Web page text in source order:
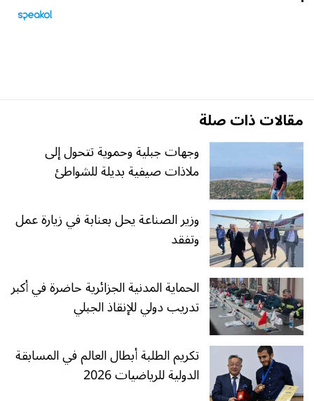
مقالات ذات صلة
وجهات جبلية وحموية تتحول إلى
ملاذات صيفية بديلة للشواطئ
وزير الصناعة يحل بعنابة في زيارة عمل
وتفقد
الحماية المدنية الجزائرية حاضرة في أكبر
تدريب دولي للإنقاذ الجبلي
تكريم الطلبة أبطال العالم في المسابقة
الدولية للرياضيات 2026